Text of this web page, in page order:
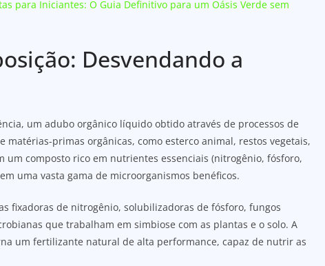
para Iniciantes: O Guia Definitivo para um Oásis Verde sem
Desvendando a
um adubo orgânico líquido obtido através de processos de
matérias-primas orgânicas, como esterco animal, restos vegetais,
um composto rico em nutrientes essenciais (nitrogênio, fósforo,
uma vasta gama de microorganismos benéficos.
fixadoras de nitrogênio, solubilizadoras de fósforo, fungos
que trabalham em simbiose com as plantas e o solo. A
um fertilizante natural de alta performance, capaz de nutrir as